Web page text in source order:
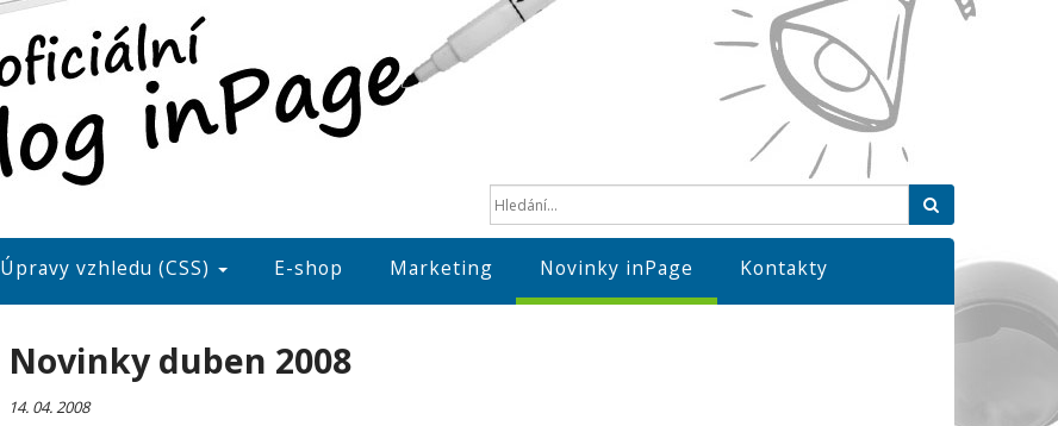
Úpravy vzhledu (CSS) E-shop Marketing Novinky inPage Kontakty
Novinky duben 2008
14. 04. 2008